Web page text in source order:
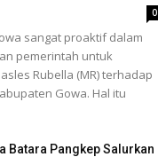
0
sangat proaktif dalam
pemerintah untuk
Rubella (MR) terhadap
Gowa. Hal itu
Batara Pangkep Salurkan